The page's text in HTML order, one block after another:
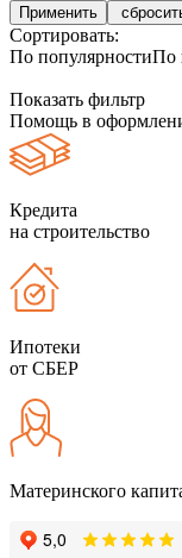
Сортировать:
По популярностиПо
Показать фильтр
Помощь в
Кредита
на строительство
Ипотеки
от СБЕР
Материнского